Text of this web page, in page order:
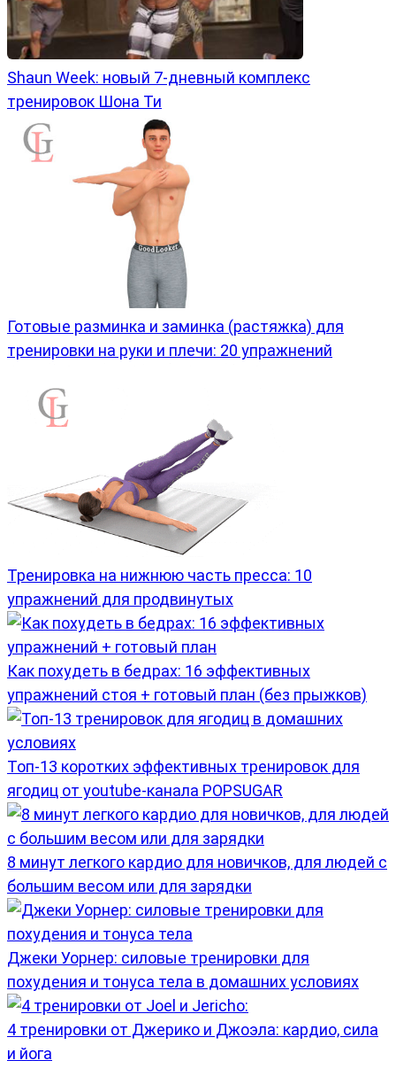
Shaun Week: новый 7-дневный комплекс
тренировок Шона Ти
Готовые разминка и заминка (растяжка) для
тренировки на руки и плечи: 20 упражнений
Тренировка на нижнюю часть пресса: 10
упражнений для продвинутых
Как похудеть в бедрах: 16 эффективных
упражнений стоя + готовый план (без прыжков)
Топ-13 коротких эффективных тренировок для
ягодиц от youtube-канала POPSUGAR
8 минут легкого кардио для новичков, для людей с
большим весом или для зарядки
Джеки Уорнер: силовые тренировки для
похудения и тонуса тела в домашних условиях
4 тренировки от Джерико и Джоэла: кардио, сила
и йога